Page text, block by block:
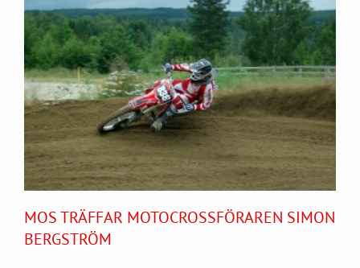
MOS TRÄFFAR MOTOCROSSFÖRAREN SIMON
BERGSTRÖM